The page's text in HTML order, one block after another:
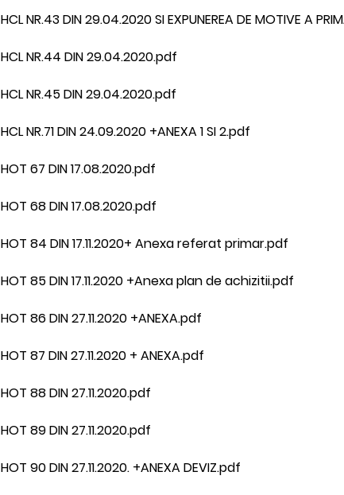
HCL NR.43 DIN 29.04.2020 SI EXPUNEREA DE MOTIVE A
HCL NR.44 DIN 29.04.2020.pdf
HCL NR.45 DIN 29.04.2020.pdf
HCL NR.71 DIN 24.09.2020 +ANEXA 1 SI 2.pdf
HOT 67 DIN 17.08.2020.pdf
HOT 68 DIN 17.08.2020.pdf
HOT 84 DIN 17.11.2020+ Anexa referat primar.pdf
HOT 85 DIN 17.11.2020 +Anexa plan de achizitii.pdf
HOT 86 DIN 27.11.2020 +ANEXA.pdf
HOT 87 DIN 27.11.2020 + ANEXA.pdf
HOT 88 DIN 27.11.2020.pdf
HOT 89 DIN 27.11.2020.pdf
HOT 90 DIN 27.11.2020. +ANEXA DEVIZ.pdf